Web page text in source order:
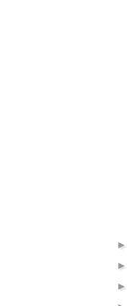
►
►
►